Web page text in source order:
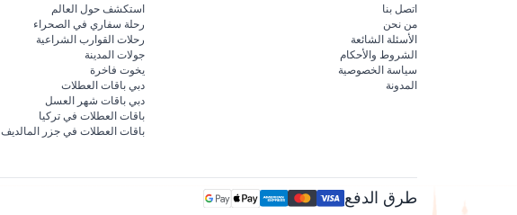
اتصل بنا
من نحن
الأسئلة الشائعة
الشروط والأحكام
سياسة الخصوصية
المدونة
استكشف حول العالم
رحلة سفاري في الصحراء
رحلات القوارب الشراعية
جولات المدينة
يخوت فاخرة
دبي باقات العطلات
دبي باقات شهر العسل
باقات العطلات في تركيا
باقات العطلات في جزر المالديف
طرق الدفع